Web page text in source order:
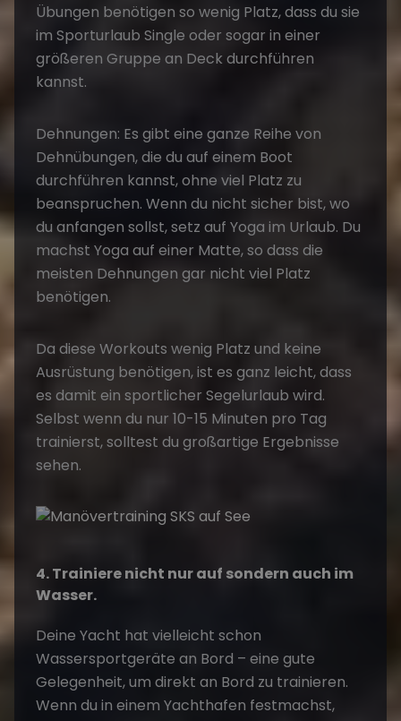
Übungen benötigen so wenig Platz, dass du sie
im Sporturlaub Single oder sogar in einer
größeren Gruppe an Deck durchführen
kannst.
Dehnungen: Es gibt eine ganze Reihe von
Dehnübungen, die du auf einem Boot
durchführen kannst, ohne viel Platz zu
beanspruchen. Wenn du nicht sicher bist, wo
du anfangen sollst, setz auf Yoga im Urlaub. Du
machst Yoga auf einer Matte, so dass die
meisten Dehnungen gar nicht viel Platz
benötigen.
Da diese Workouts wenig Platz und keine
Ausrüstung benötigen, ist es ganz leicht, dass
es damit ein sportlicher Segelurlaub wird.
Selbst wenn du nur 10-15 Minuten pro Tag
trainierst, solltest du großartige Ergebnisse
sehen.
4. Trainiere nicht nur auf sondern auch im
Wasser.
Deine Yacht hat vielleicht schon
Wassersportgeräte an Bord – eine gute
Gelegenheit, um direkt an Bord zu trainieren.
Wenn du in einem Yachthafen festmachst,